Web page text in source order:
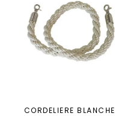
CORDELIERE BLANCHE